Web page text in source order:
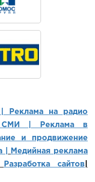
Реклама на радио
СМИ |
Реклама в
и продвижение
|
Медийная реклама
Разработка сайтов